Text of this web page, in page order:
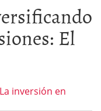
El
inversión en